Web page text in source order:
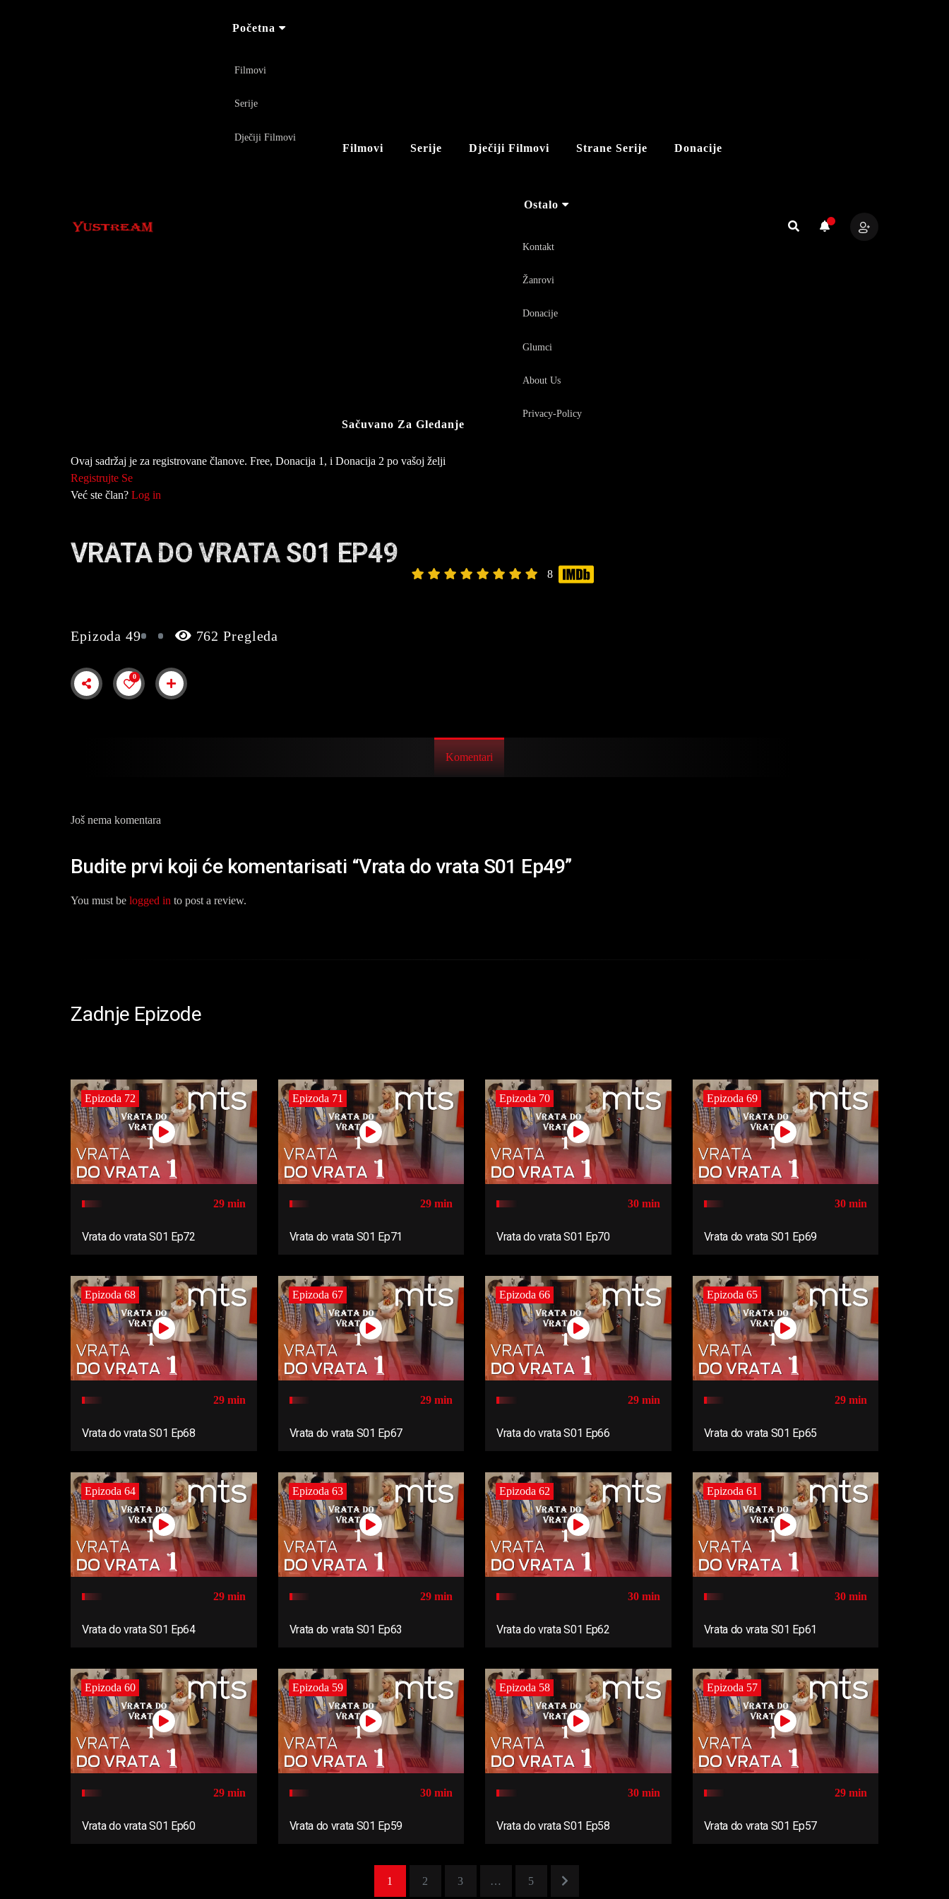
Početna
Filmovi
Serije
Dječiji Filmovi
Filmovi Serije Dječiji Filmovi Strane Serije Donacije
Sačuvano Za Gledanje
Ostalo
Kontakt
Žanrovi
Donacije
Glumci
About Us
Privacy-Policy
Ovaj sadržaj je za registrovane članove. Free, Donacija 1, i Donacija 2 po vašoj želji
Registrujte Se
Već ste član? Log in
VRATA DO VRATA S01 EP49
8
Epizoda 49 762 Pregleda
0
Komentari
Još nema komentara
Budite prvi koji će komentarisati “Vrata do vrata S01 Ep49”
You must be logged in to post a review.
Zadnje Epizode
Epizoda 72
29 min
Vrata do vrata S01 Ep72
Epizoda 71
29 min
Vrata do vrata S01 Ep71
Epizoda 70
30 min
Vrata do vrata S01 Ep70
Epizoda 69
30 min
Vrata do vrata S01 Ep69
Epizoda 68
29 min
Vrata do vrata S01 Ep68
Epizoda 67
29 min
Vrata do vrata S01 Ep67
Epizoda 66
29 min
Vrata do vrata S01 Ep66
Epizoda 65
29 min
Vrata do vrata S01 Ep65
Epizoda 64
29 min
Vrata do vrata S01 Ep64
Epizoda 63
29 min
Vrata do vrata S01 Ep63
Epizoda 62
30 min
Vrata do vrata S01 Ep62
Epizoda 61
30 min
Vrata do vrata S01 Ep61
Epizoda 60
29 min
Vrata do vrata S01 Ep60
Epizoda 59
30 min
Vrata do vrata S01 Ep59
Epizoda 58
30 min
Vrata do vrata S01 Ep58
Epizoda 57
29 min
Vrata do vrata S01 Ep57
1 2 3 … 5